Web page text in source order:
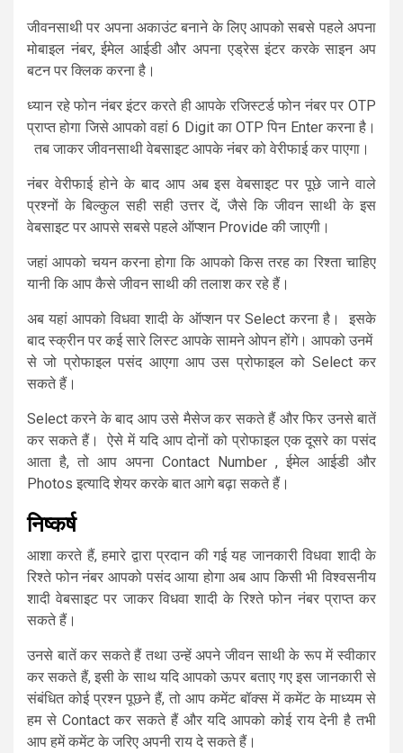
जीवनसाथी पर अपना अकाउंट बनाने के लिए आपको सबसे पहले अपना
मोबाइल नंबर, ईमेल आईडी और अपना एड्रेस इंटर करके साइन अप
बटन पर क्लिक करना है।
ध्यान रहे फोन नंबर इंटर करते ही आपके रजिस्टर्ड फोन नंबर पर OTP
प्राप्त होगा जिसे आपको वहां 6 Digit का OTP पिन Enter करना है।
तब जाकर जीवनसाथी वेबसाइट आपके नंबर को वेरीफाई कर पाएगा।
नंबर वेरीफाई होने के बाद आप अब इस वेबसाइट पर पूछे जाने वाले
प्रश्नों के बिल्कुल सही सही उत्तर दें, जैसे कि जीवन साथी के इस
वेबसाइट पर आपसे सबसे पहले ऑप्शन Provide की जाएगी।
जहां आपको चयन करना होगा कि आपको किस तरह का रिश्ता चाहिए
यानी कि आप कैसे जीवन साथी की तलाश कर रहे हैं।
अब यहां आपको विधवा शादी के ऑप्शन पर Select करना है। इसके
बाद स्क्रीन पर कई सारे लिस्ट आपके सामने ओपन होंगे। आपको उनमें
से जो प्रोफाइल पसंद आएगा आप उस प्रोफाइल को Select कर
सकते हैं।
Select करने के बाद आप उसे मैसेज कर सकते हैं और फिर उनसे बातें
कर सकते हैं। ऐसे में यदि आप दोनों को प्रोफाइल एक दूसरे का पसंद
आता है, तो आप अपना Contact Number , ईमेल आईडी और
Photos इत्यादि शेयर करके बात आगे बढ़ा सकते हैं।
निष्कर्ष
आशा करते हैं, हमारे द्वारा प्रदान की गई यह जानकारी विधवा शादी के
रिश्ते फोन नंबर आपको पसंद आया होगा अब आप किसी भी विश्वसनीय
शादी वेबसाइट पर जाकर विधवा शादी के रिश्ते फोन नंबर प्राप्त कर
सकते हैं।
उनसे बातें कर सकते हैं तथा उन्हें अपने जीवन साथी के रूप में स्वीकार
कर सकते हैं, इसी के साथ यदि आपको ऊपर बताए गए इस जानकारी से
संबंधित कोई प्रश्न पूछने हैं, तो आप कमेंट बॉक्स में कमेंट के माध्यम से
हम से Contact कर सकते हैं और यदि आपको कोई राय देनी है तभी
आप हमें कमेंट के जरिए अपनी राय दे सकते हैं।